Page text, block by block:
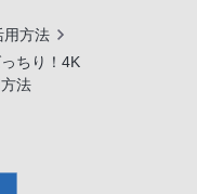
用方法
ちり！4K
法